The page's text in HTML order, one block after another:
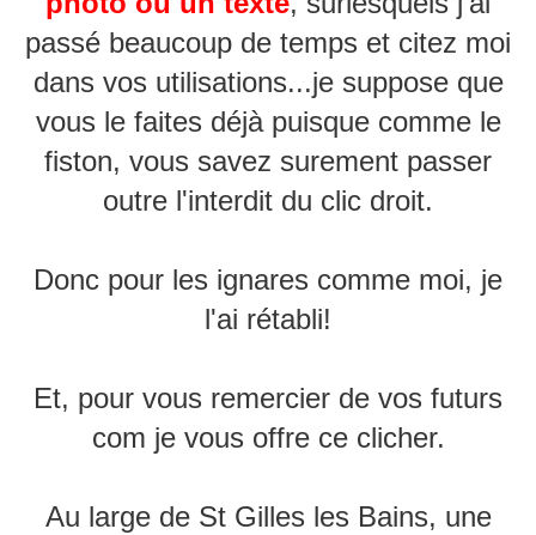
passé beaucoup de temps et citez moi
dans vos utilisations...je suppose que
vous le faites déjà puisque comme le
fiston, vous savez surement passer
outre l'interdit du clic droit.
Donc pour les ignares comme moi, je
l'ai rétabli!
Et, pour vous remercier de vos futurs
com je vous offre ce clicher.
Au large de St Gilles les Bains, une